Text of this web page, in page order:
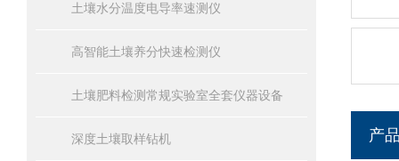
土壤水分温度电导率速测仪
高智能土壤养分快速检测仪
土壤肥料检测常规实验室全套仪器设备
深度土壤取样钻机 产